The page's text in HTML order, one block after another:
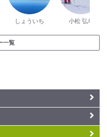
しょういち 小松 弘幸
一覧